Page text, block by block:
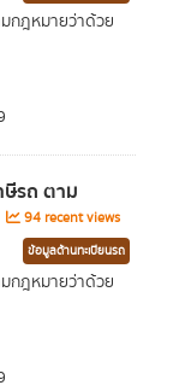
มกฎหมายว่าด้วย
ษีรถ ตาม
94 recent views
ข้อมูลด้านทะเบียนรถ
มกฎหมายว่าด้วย